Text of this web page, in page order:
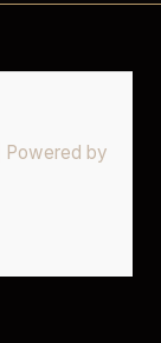
Powered by